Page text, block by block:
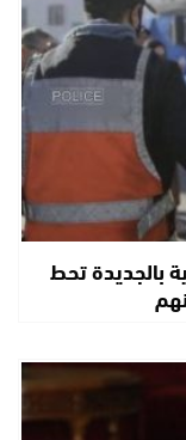
بالجديدة تحط